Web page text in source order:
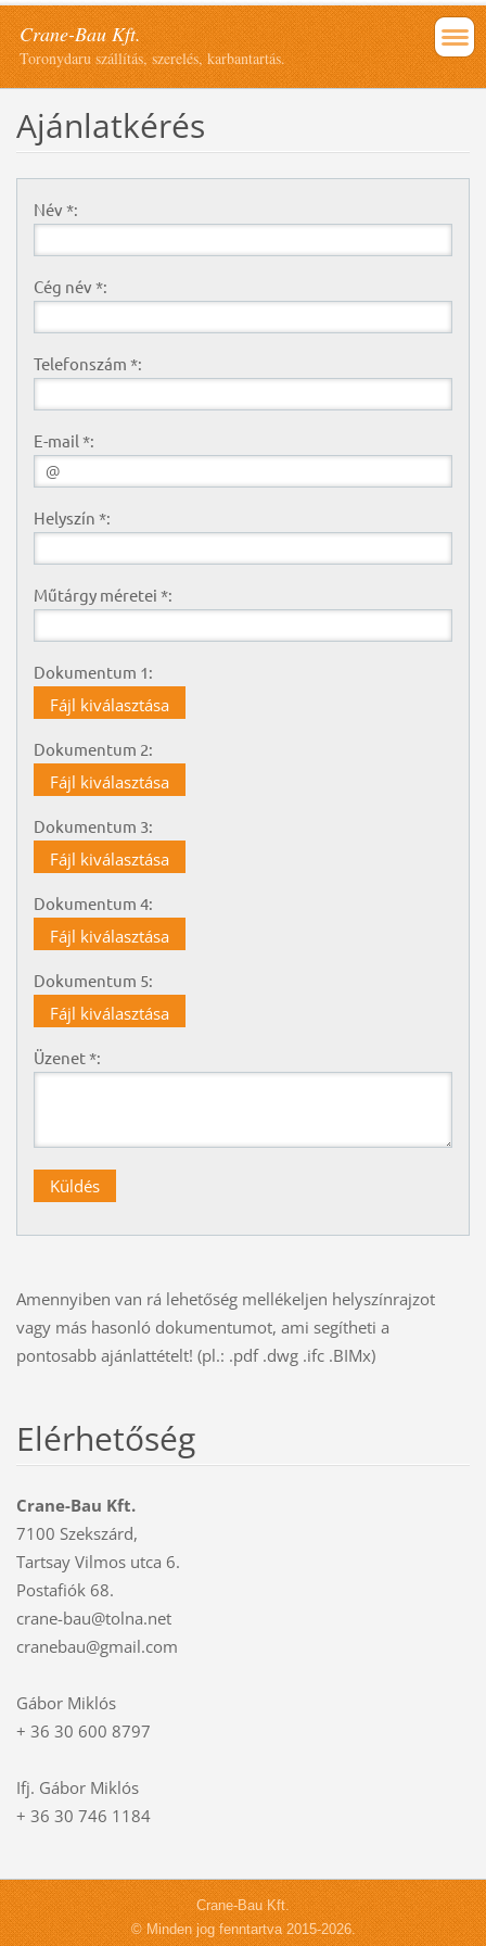
Crane-Bau Kft.
Toronydaru szállítás, szerelés, karbantartás.
Ajánlatkérés
Név *:
Cég név *:
Telefonszám *:
E-mail *:
Helyszín *:
Műtárgy méretei *:
Dokumentum 1:
Fájl kiválasztása
Dokumentum 2:
Fájl kiválasztása
Dokumentum 3:
Fájl kiválasztása
Dokumentum 4:
Fájl kiválasztása
Dokumentum 5:
Fájl kiválasztása
Üzenet *:
Amennyiben van rá lehetőség mellékeljen helyszínrajzot
vagy más hasonló dokumentumot, ami segítheti a
pontosabb ajánlattételt! (pl.: .pdf .dwg .ifc .BIMx)
Elérhetőség
Crane-Bau Kft.
7100 Szekszárd,
Tartsay Vilmos utca 6.
Postafiók 68.
crane-bau@tolna.net
cranebau@gmail.com
Gábor Miklós
+ 36 30 600 8797
Ifj. Gábor Miklós
+ 36 30 746 1184
Crane-Bau Kft.
© Minden jog fenntartva 2015-2026.